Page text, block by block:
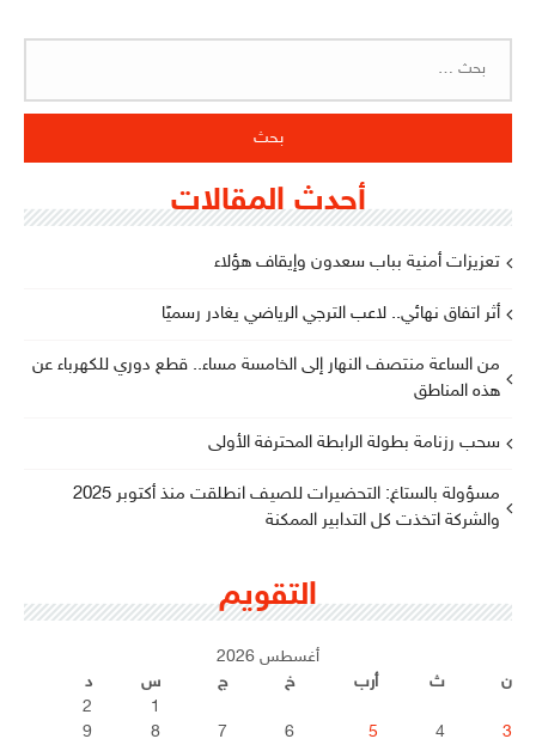
أحدث المقالات
تعزيزات أمنية بباب سعدون وإيقاف هؤلاء
أثر اتفاق نهائي.. لاعب الترجي الرياضي يغادر رسميًا
من الساعة منتصف النهار إلى الخامسة مساء.. قطع دوري للكهرباء عن
هذه المناطق
سحب رزنامة بطولة الرابطة المحترفة الأولى
مسؤولة بالستاغ: التحضيرات للصيف انطلقت منذ أكتوبر 2025
والشركة اتخذت كل التدابير الممكنة
التقويم
أغسطس 2026
ن
ث أرب خ ج س
د
1
2
3
4
5
6
7
8
9